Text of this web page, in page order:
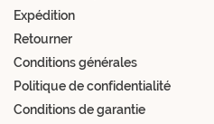
Expédition
Retourner
Conditions générales
Politique de confidentialité
Conditions de garantie